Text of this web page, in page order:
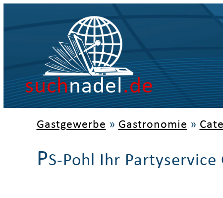
suchnadel.de
Gastgewerbe » Gastronomie »
PS-Pohl Ihr Partyservice